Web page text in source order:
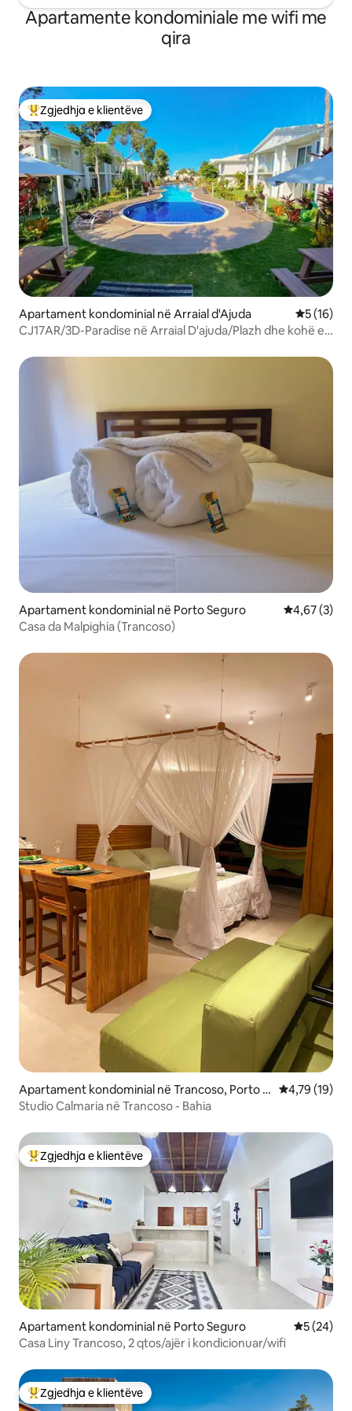
Apartamente kondominiale me wifi me
qira
Më të mirat e zgjedhjeve të klientëve
Zgjedhja e klientëve
Apartament kondominial në Arraial d'Ajuda Vlerësimi
5 (16)
CJ17AR/3D-Paradise në Arraial D'ajuda/Plazh dhe kohë e
Apartament kondominial në Porto Seguro Vlerësimi
4,67 (3)
Casa da Malpighia (Trancoso)
Apartament kondominial në Trancoso, Porto S
eguro
Vlerësimi
4,79 (19)
Studio Calmaria në Trancoso - Bahia
Më të mirat e zgjedhjeve të klientëve
Zgjedhja e klientëve
Apartament kondominial në Porto Seguro Vlerësimi
5 (24)
Casa Liny Trancoso, 2 qtos/ajër i kondicionuar/wifi
Më të mirat e zgjedhjeve të klientëve
Zgjedhja e klientëve